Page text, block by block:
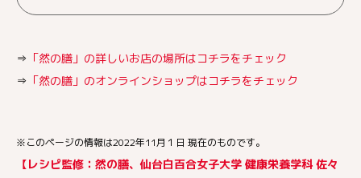
⇒ 「然の膳」の詳しいお店の場所はコチラをチェック
⇒ 「然の膳」のオンラインショップはコチラをチェック
※このページの情報は2022年11月１日 現在のものです。
【レシピ監修：然の膳、仙台白百合女子大学 健康栄養学科 佐々